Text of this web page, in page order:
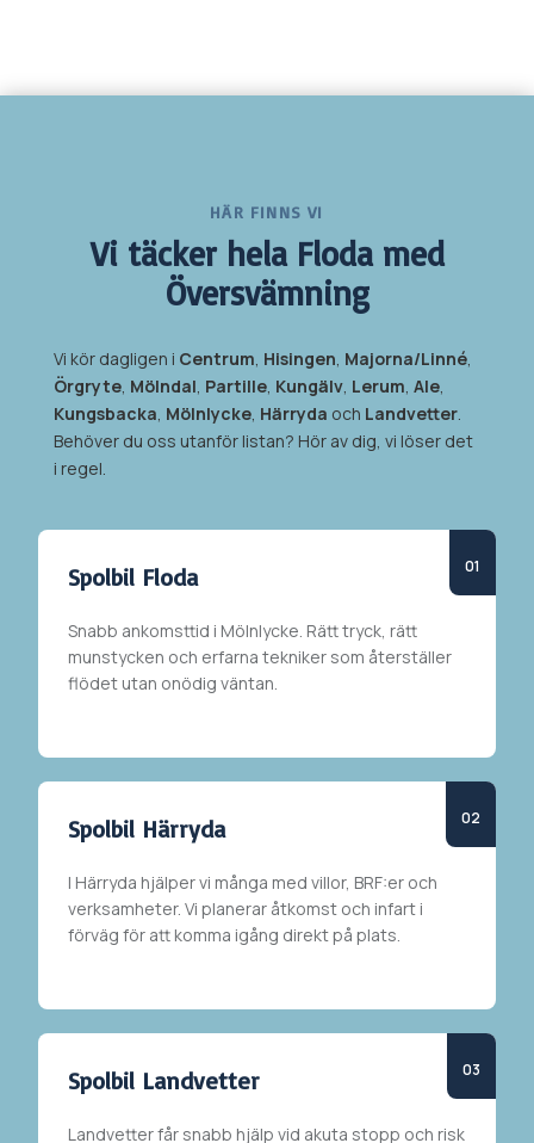
HÄR FINNS VI
Vi täcker hela Floda med
Översvämning
Vi kör dagligen i Centrum, Hisingen, Majorna/Linné,
Örgryte, Mölndal, Partille, Kungälv, Lerum, Ale,
Kungsbacka, Mölnlycke, Härryda och Landvetter.
Behöver du oss utanför listan? Hör av dig, vi löser det
i regel.
Spolbil Floda
Snabb ankomsttid i Mölnlycke. Rätt tryck, rätt
munstycken och erfarna tekniker som återställer
flödet utan onödig väntan.
Spolbil Härryda
I Härryda hjälper vi många med villor, BRF:er och
verksamheter. Vi planerar åtkomst och infart i
förväg för att komma igång direkt på plats.
Spolbil Landvetter
Landvetter får snabb hjälp vid akuta stopp och risk